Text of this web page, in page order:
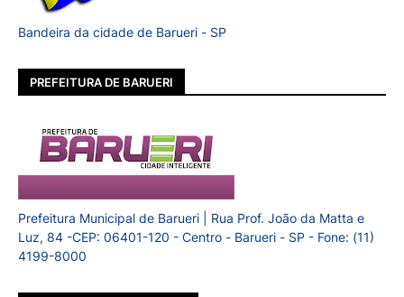
Bandeira da cidade de Barueri - SP
PREFEITURA DE BARUERI
Prefeitura Municipal de Barueri | Rua Prof. João da Matta e
Luz, 84 -CEP: 06401-120 - Centro - Barueri - SP - Fone: (11)
4199-8000